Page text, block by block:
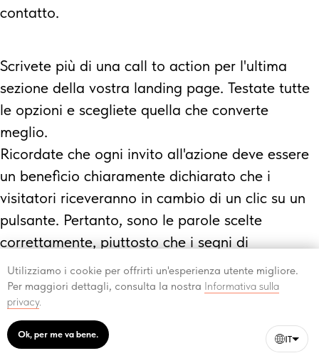
contatto.
Scrivete più di una call to action per l'ultima
sezione della vostra landing page. Testate tutte
le opzioni e scegliete quella che converte
meglio.
Ricordate che ogni invito all'azione deve essere
un beneficio chiaramente dichiarato che i
visitatori riceveranno in cambio di un clic su un
pulsante. Pertanto, sono le parole scelte
correttamente, piuttosto che i segni di
punteggiatura (ad esempio, un punto
esclamativo), a provocare la reazione emotiva e
l'azione desiderata dal visitatore del vostro sito
web.
Utilizziamo i cookie per offrirti un'esperienza utente migliore.
Per maggiori dettagli, consulta la nostra Informativa sulla
privacy.
Ok, per me va bene. IT